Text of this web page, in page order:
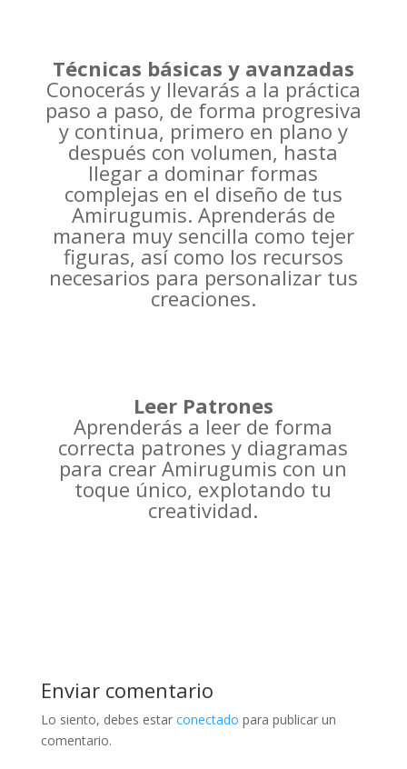
Técnicas básicas y avanzadas
Conocerás y llevarás a la práctica
paso a paso, de forma progresiva
y continua, primero en plano y
después con volumen, hasta
llegar a dominar formas
complejas en el diseño de tus
Amirugumis. Aprenderás de
manera muy sencilla como tejer
figuras, así como los recursos
necesarios para personalizar tus
creaciones.
Leer Patrones
Aprenderás a leer de forma
correcta patrones y diagramas
para crear Amirugumis con un
toque único, explotando tu
creatividad.
Enviar comentario
Lo siento, debes estar conectado para publicar un
comentario.